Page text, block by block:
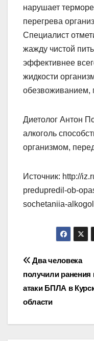
нарушает
перегрева
Специалист
жажду чистой
эффективнее
жидкости
Диетолог Антон
алкоголь
организмом,
Источник: http://
predupredil-ob-
sochetaniia-
по
записям
Два человека
получили ранения
атаки БПЛА в
области